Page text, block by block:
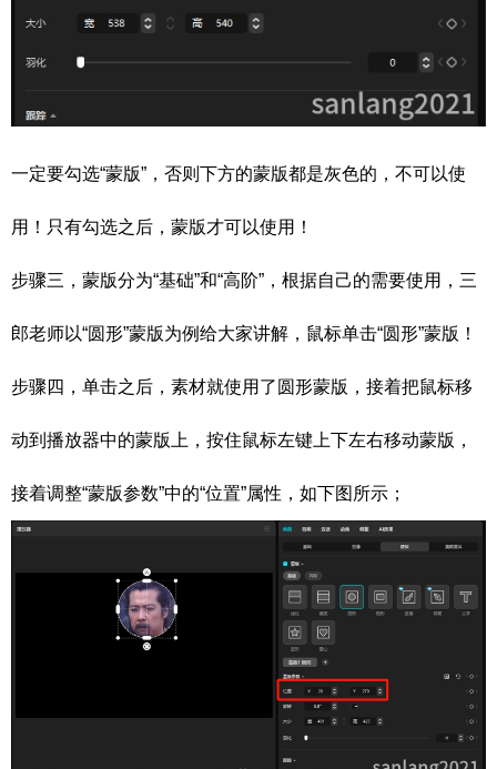
一定要勾选“蒙版”，否则下方的蒙版都是灰色的，不可以使
用！只有勾选之后，蒙版才可以使用！
步骤三，蒙版分为“基础”和“高阶”，根据自己的需要使用，三
郎老师以“圆形”蒙版为例给大家讲解，鼠标单击“圆形”蒙版！
步骤四，单击之后，素材就使用了圆形蒙版，接着把鼠标移
动到播放器中的蒙版上，按住鼠标左键上下左右移动蒙版，
接着调整“蒙版参数”中的“位置”属性，如下图所示；